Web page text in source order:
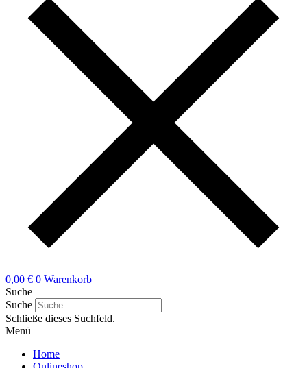
0,00 € 0 Warenkorb
Suche
Suche
Schließe dieses Suchfeld.
Menü
Home